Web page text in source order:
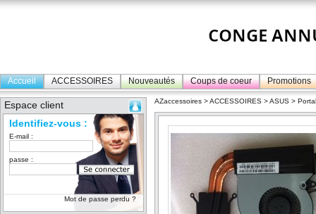
Accueil ACCESSOIRES Nouveautés Coups de coeur Promotions
Espace client
Identifiez-vous :
E-mail :
passe :
Mot de passe perdu ?
AZaccessoires >ACCESSOIRES >ASUS >